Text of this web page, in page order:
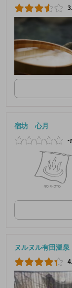
宿坊 心月
-
ヌルヌル有田温泉